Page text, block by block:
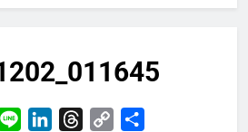
Telegram
Line LinkedInThreads
Copy